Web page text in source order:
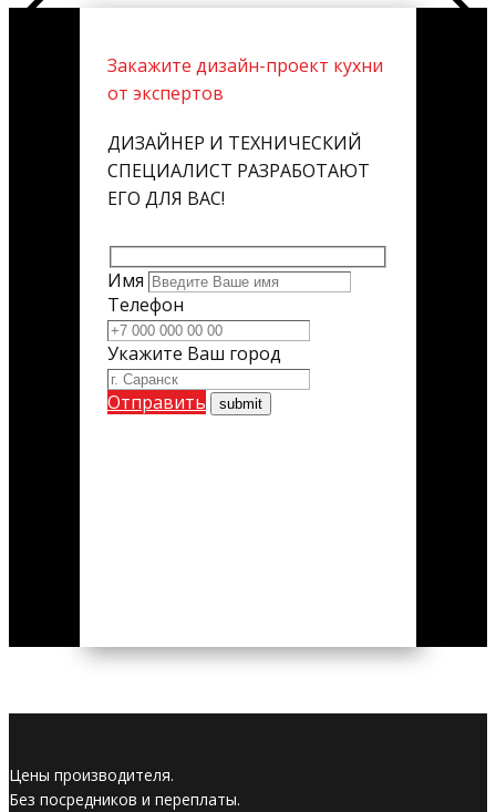
Закажите дизайн-проект кухни
от экспертов
ДИЗАЙНЕР И ТЕХНИЧЕСКИЙ
СПЕЦИАЛИСТ РАЗРАБОТАЮТ
ЕГО ДЛЯ ВАС!
Имя
Телефон
Укажите Ваш город
Отправить
Цены производителя.
Без посредников и переплаты.